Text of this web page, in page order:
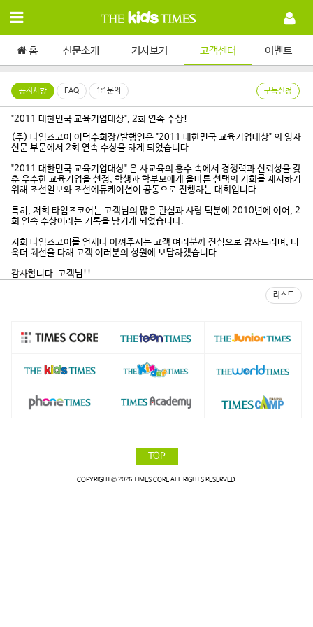
홈 신문소개 기사보기 고객센터 이벤트
공지사항 FAQ 1:1문의 구독신청
"2011 대한민국 교육기업대상", 2회 연속 수상!
(주) 타임즈코어 이덕수회장/발행인은 "2011 대한민국 교육기업대상" 의 영자
신문 부문에서 2회 연속 수상을 하게 되었습니다.
"2011 대한민국 교육기업대상" 은 사교육의 홍수 속에서 경쟁력과 신뢰성을 갖
춘 우수한 교육기업을 선정, 학생과 학부모에게 올바른 선택의 기회를 제시하기
위해 조선일보와 조선에듀케이션이 공동으로 진행하는 대회입니다.
특히, 저희 타임즈코어는 고객님의 많은 관심과 사랑 덕분에 2010년에 이어, 2
회 연속 수상이라는 기록을 남기게 되었습니다.
저희 타임즈코어를 언제나 아껴주시는 고객 여러분께 진심으로 감사드리며, 더
욱더 최선을 다해 고객 여러분의 성원에 보답하겠습니다.
감사합니다. 고객님!!
리스트
TOP
COPYRIGHT© 2026 TIMES CORE ALL RIGHTS RESERVED.